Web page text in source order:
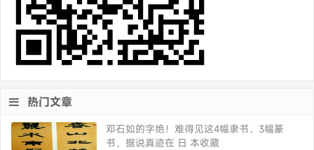
热门文章
邓石如的字绝！难得见这4幅隶书、3幅篆
书，据说真迹在 日 本收藏